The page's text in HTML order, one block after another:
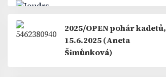
2025/OPEN pohár kadetů,
15.6.2025 (Aneta
Šimůnková)